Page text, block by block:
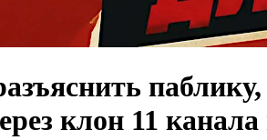
клон 11